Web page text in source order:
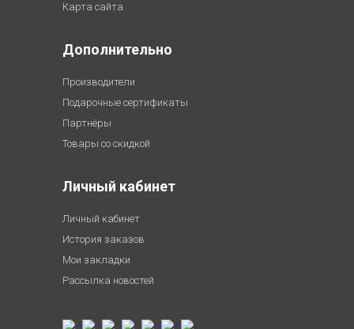
Карта сайта
Дополнительно
Производители
Подарочные сертификаты
Партнёры
Товары со скидкой
Личный кабинет
Личный кабинет
История заказов
Мои закладки
Рассылка новостей